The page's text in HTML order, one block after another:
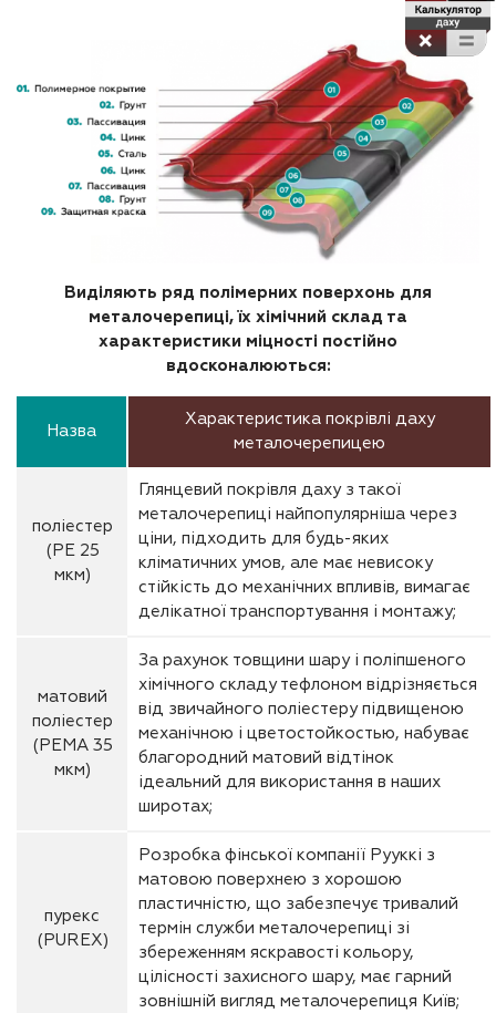
Виділяють ряд полімерних поверхонь для
металочерепиці, їх хімічний склад та
характеристики міцності постійно
вдосконалюються:
Назва
Характеристика покрівлі даху
металочерепицею
поліестер
(РЕ 25
мкм)
Глянцевий покрівля даху з такої
металочерепиці найпопулярніша через
ціни, підходить для будь-яких
кліматичних умов, але має невисоку
стійкість до механічних впливів, вимагає
делікатної транспортування і монтажу;
матовий
поліестер
(РЕМА 35
мкм)
За рахунок товщини шару і поліпшеного
хімічного складу тефлоном відрізняється
від звичайного поліестеру підвищеною
механічною і цветостойкостью, набуває
благородний матовий відтінок
ідеальний для використання в наших
широтах;
пурекс
(PUREX)
Розробка фінської компанії Рууккі з
матовою поверхнею з хорошою
пластичністю, що забезпечує тривалий
термін служби металочерепиці зі
збереженням яскравості кольору,
цілісності захисного шару, має гарний
зовнішній вигляд металочерепиця Київ;